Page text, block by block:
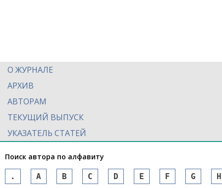
О ЖУРНАЛЕ
АРХИВ
АВТОРАМ
ТЕКУЩИЙ ВЫПУСК
УКАЗАТЕЛЬ СТАТЕЙ
Поиск автора по алфавиту
. A B C D E F G H